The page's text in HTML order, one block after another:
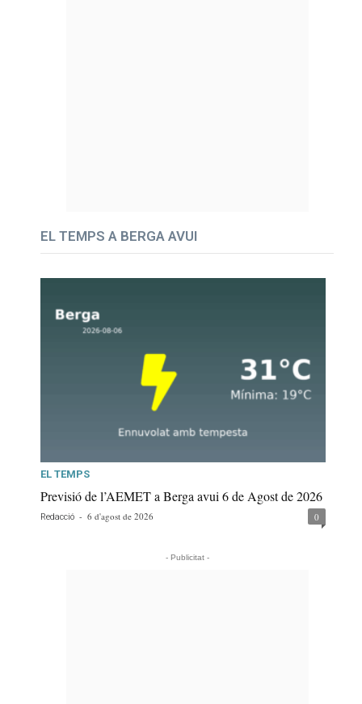
EL TEMPS A BERGA AVUI
EL TEMPS
Previsió de l’AEMET a Berga avui 6 de Agost de 2026
Redacció - 6 d'agost de 2026 0
- Publicitat -